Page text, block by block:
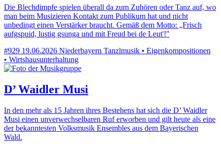
Die Blechdimpfe spielen überall da zum Zuhören oder Tanz auf, wo
man beim Musizieren Kontakt zum Publikum hat und nicht
unbedingt einen Verstärker braucht. Gemäß dem Motto: „Frisch
aufgspuid, lustig gsunga und mit Freud bei de Leut'!"
#929 19.06.2026 Niederbayern Tanzlmusik • Eigenkompositionen
• Wirtshausunterhaltung
D’ Waidler Musi
In den mehr als 15 Jahren ihres Bestehens hat sich die D’ Waidler
Musi einen unverwechselbaren Ruf erworben und gilt heute als eine
der bekanntesten Volksmusik Ensembles aus dem Bayerischen
Wald.